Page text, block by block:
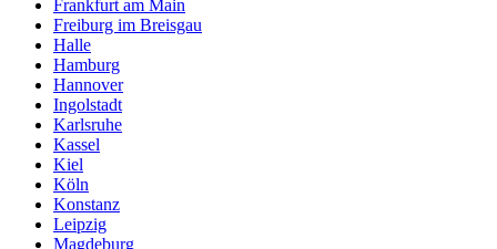
Frankfurt am Main
Freiburg im Breisgau
Halle
Hamburg
Hannover
Ingolstadt
Karlsruhe
Kassel
Kiel
Köln
Konstanz
Leipzig
Magdeburg